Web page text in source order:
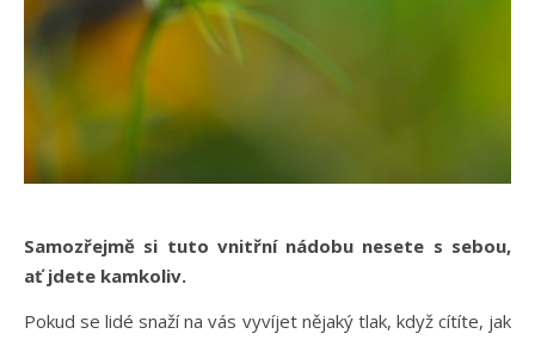
Samozřejmě si tuto vnitřní nádobu nesete s sebou,
ať jdete kamkoliv.
Pokud se lidé snaží na vás vyvíjet nějaký tlak, když cítíte, jak